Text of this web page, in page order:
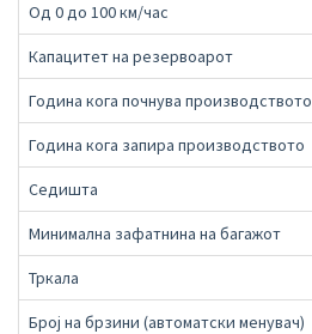
Од 0 до 100 км/час
Капацитет на резервоарот
Година кога почнува производството
Година кога запира производството
Седишта
Минимална зафатнина на багажот
Тркала
Број на брзини (автоматски менувач)